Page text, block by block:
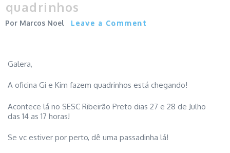
quadrinhos
Marcos Noel Leave a Comment
Galera,
A oficina Gi e Kim fazem quadrinhos está chegando!
Acontece lá no SESC Ribeirão Preto dias 27 e 28 de Julho
das 14 as 17 horas!
Se vc estiver por perto, dê uma passadinha lá!